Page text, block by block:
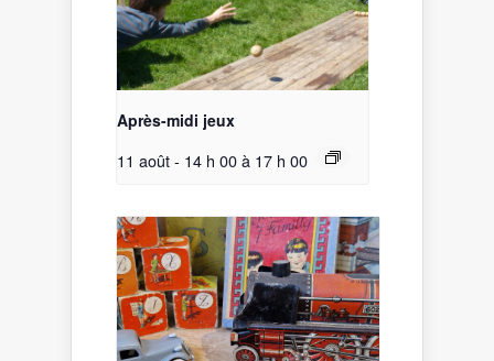
Après-midi jeux
11 août - 14 h 00à 17 h 00